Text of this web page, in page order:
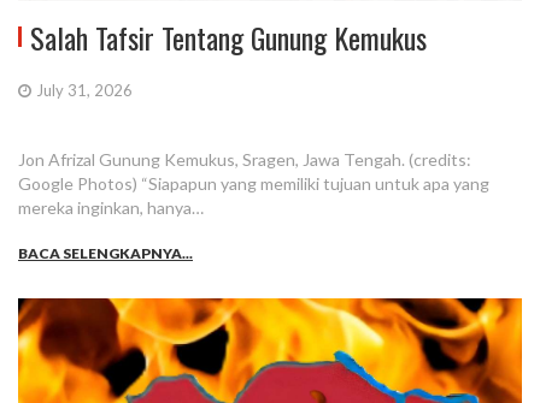
Salah Tafsir Tentang Gunung Kemukus
July 31, 2026
Jon Afrizal Gunung Kemukus, Sragen, Jawa Tengah. (credits:
Google Photos) “Siapapun yang memiliki tujuan untuk apa yang
mereka inginkan, hanya…
BACA SELENGKAPNYA...